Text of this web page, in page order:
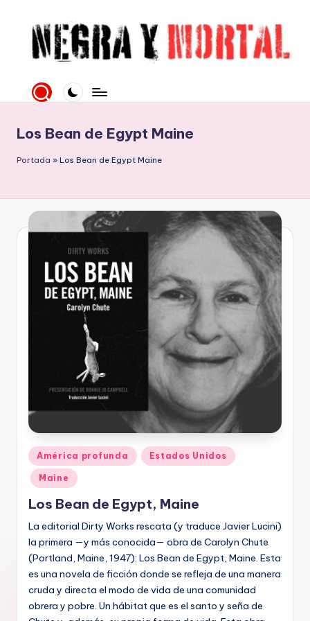
contenido
e
r
a
M
o
literaria
la
Novela
mucho
más
Los Bean de Egypt Maine
Portada » Los Bean de Egypt Maine
Publicado
en
América profunda Estados Unidos
Maine
Los Bean de Egypt, Maine
La editorial Dirty Works rescata (y traduce Javier Lucini)
la primera —y más conocida— obra de Carolyn Chute
(Portland, Maine, 1947): Los Bean de Egypt, Maine. Esta
es una novela de ficción donde se refleja de una manera
cruda y directa el modo de vida de una comunidad
obrera y pobre. Un hábitat que es el santo y seña de